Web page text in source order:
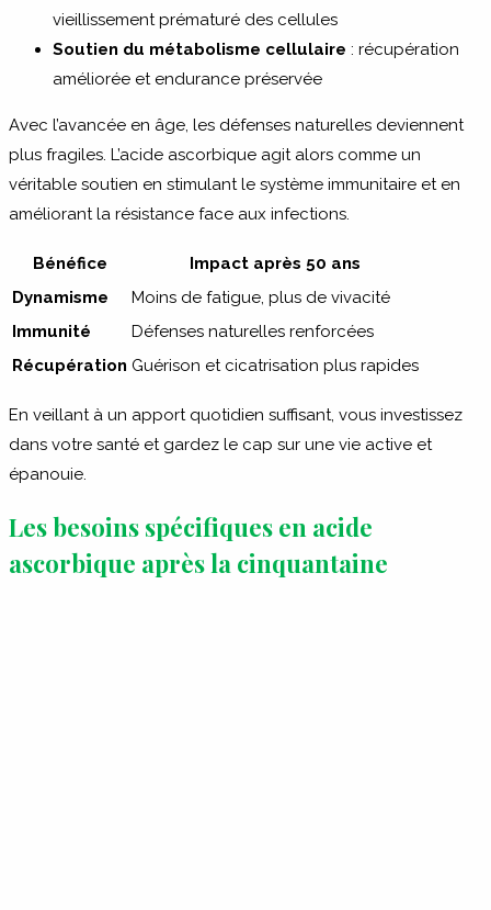
vieillissement prématuré des cellules
Soutien du métabolisme cellulaire : récupération
améliorée et endurance préservée
Avec l’avancée en âge, les défenses naturelles deviennent
plus fragiles. L’acide ascorbique agit alors comme un
véritable soutien en stimulant le système immunitaire et en
améliorant la résistance face aux infections.
Bénéfice
Impact après 50 ans
Dynamisme
Moins de fatigue, plus de vivacité
Immunité
Défenses naturelles renforcées
Récupération Guérison et cicatrisation plus rapides
En veillant à un apport quotidien suffisant, vous investissez
dans votre santé et gardez le cap sur une vie active et
épanouie.
Les besoins spécifiques en acide
ascorbique après la cinquantaine